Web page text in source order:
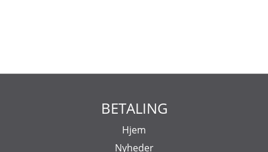
BETALING
Hjem
Nyheder